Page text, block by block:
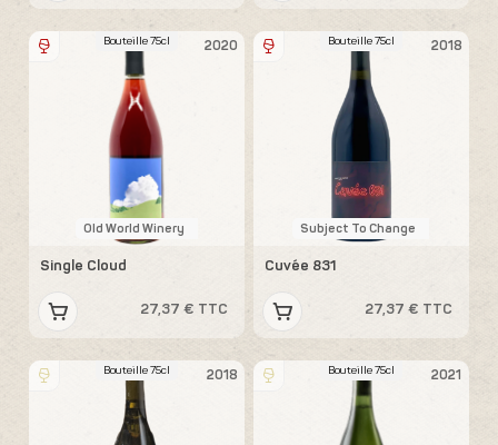
2020
Bouteille 75cl
Old World Winery
Single Cloud
27,37 € TTC
2018
Bouteille 75cl
Subject To Change
Cuvée 831
27,37 € TTC
2018
Bouteille 75cl 2021
Bouteille 75cl